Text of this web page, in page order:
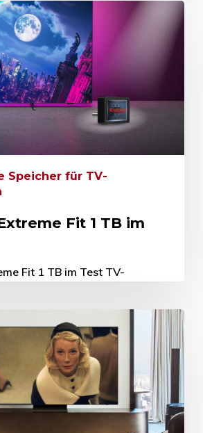
Januar 2026 Die Fernseher
SEE oled-Serie sprechen…
Speicher für TV-
Fit 1 TB im
Fit 1 TB im Test TV-
sind die Zeiten, in denen
Festplatten…